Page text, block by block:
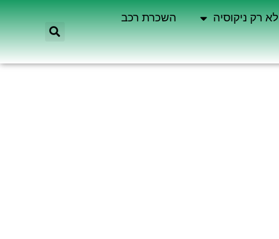
לא רק ניקוסיה השכרת רכב